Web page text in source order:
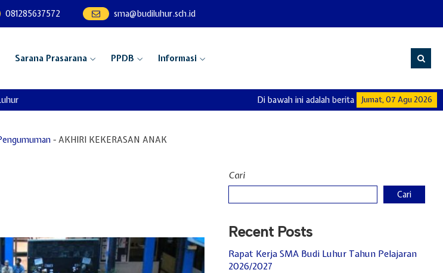
081285637572 sma@budiluhur.sch.id
Sarana Prasarana PPDB Informasi
Jumat, 07 Agu 2026
Di bawah ini adalah berita dan info di SMA Budi
- AKHIRI KEKERASAN ANAK
Cari
Cari
Recent Posts
Rapat Kerja SMA Budi Luhur Tahun Pelajaran
2026/2027